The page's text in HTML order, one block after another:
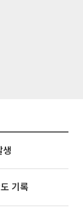
생
기록